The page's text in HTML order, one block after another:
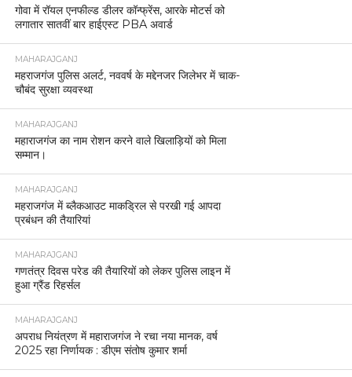
गोवा में रॉयल एनफील्ड डीलर कॉन्फ्रेंस, आरके मोटर्स को
लगातार सातवीं बार हाईएस्ट PBA अवार्ड
MAHARAJGANJ
महराजगंज पुलिस अलर्ट, नववर्ष के मद्देनजर जिलेभर में चाक-
चौबंद सुरक्षा व्यवस्था
MAHARAJGANJ
महाराजगंज का नाम रोशन करने वाले खिलाड़ियों को मिला
सम्मान।
MAHARAJGANJ
महराजगंज में ब्लैकआउट माकड्रिल से परखी गई आपदा
प्रबंधन की तैयारियां
MAHARAJGANJ
गणतंत्र दिवस परेड की तैयारियों को लेकर पुलिस लाइन में
हुआ ग्रैंड रिहर्सल
MAHARAJGANJ
अपराध नियंत्रण में महाराजगंज ने रचा नया मानक, वर्ष
2025 रहा निर्णायक : डीएम संतोष कुमार शर्मा